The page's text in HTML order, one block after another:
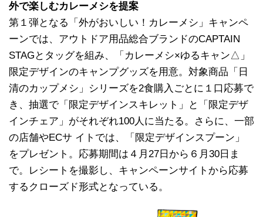
外で楽しむカレーメシを提案
第１弾となる「外がおいしい！カレーメシ」キャンペ
ーンでは、アウトドア用品総合ブランドのCAPTAIN
STAGとタッグを組み、「カレーメシ×ゆるキャン△」
限定デザインのキャンプグッズを用意。対象商品「日
清のカップメシ」シリーズを2食購入ごとに１口応募で
き、抽選で「限定デザインスキレット」と「限定デザ
インチェア」がそれぞれ100人に当たる。さらに、一部
の店舗やECサ イトでは、「限定デザインスプーン」
をプレゼント。応募期間は４月27日から６月30日ま
で。レシートを撮影し、キャンペーンサイトから応募
するクローズド形式となっている。